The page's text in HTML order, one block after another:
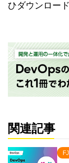
ひダウンロー
関連記事